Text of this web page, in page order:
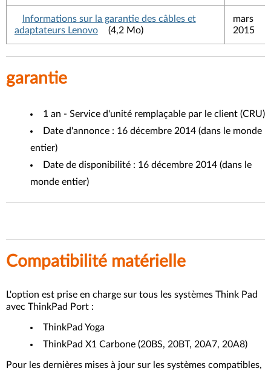
Informations sur la garantie des câbles et
adaptateurs Lenovo
(4,2 Mo)
mars
2015
garantie
1 an - Service d'unité remplaçable par le client (CRU)
Date d'annonce : 16 décembre 2014 (dans le monde
entier)
Date de disponibilité : 16 décembre 2014 (dans le
monde entier)
Compatibilité matérielle
L'option est prise en charge sur tous les systèmes Think Pad
avec ThinkPad Port :
ThinkPad Yoga
ThinkPad X1 Carbone (20BS, 20BT, 20A7, 20A8)
Pour les dernières mises à jour sur les systèmes compatibles,